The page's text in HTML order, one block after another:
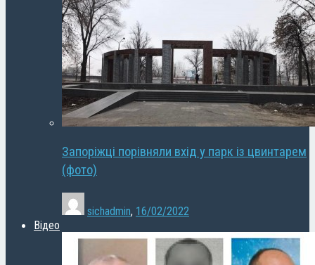
Запоріжці порівняли вхід у парк із цвинтарем
(фото)
sichadmin, 16/02/2022
Відео